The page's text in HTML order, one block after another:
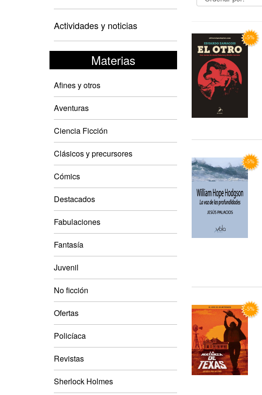
Actividades y noticias
Materias
Afines y otros
Aventuras
Ciencia Ficción
Clásicos y precursores
Cómics
Destacados
Fabulaciones
Fantasía
Juvenil
No ficción
Ofertas
Policíaca
Revistas
Sherlock Holmes